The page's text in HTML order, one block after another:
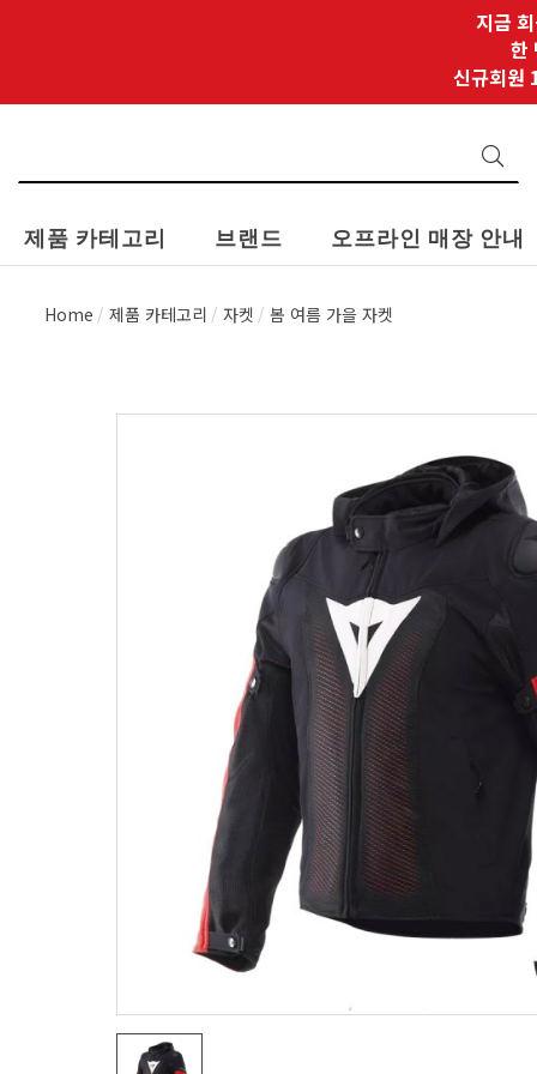
지금
한
신규회원
제품 카테고리 브랜드 오프라인 매장 안내
Home 제품 카테고리 자켓 봄 여름 가을 자켓